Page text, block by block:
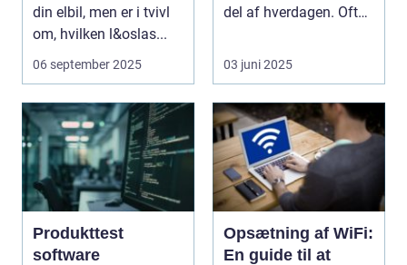
din elbil, men er i tvivl
om, hvilken l&oslas...
06 september 2025
del af hverdagen. Ofte
03 juni 2025
Produkttest
software
Opsætning af WiFi:
En guide til at